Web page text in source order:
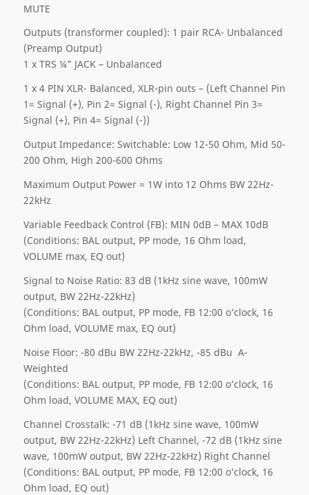
MUTE
Outputs (transformer coupled): 1 pair RCA- Unbalanced
(Preamp Output)
1 x TRS ¼” JACK – Unbalanced
1 x 4 PIN XLR- Balanced, XLR-pin outs – (Left Channel Pin
1= Signal (+), Pin 2= Signal (-), Right Channel Pin 3=
Signal (+), Pin 4= Signal (-))
Output Impedance: Switchable: Low 12-50 Ohm, Mid 50-
200 Ohm, High 200-600 Ohms
Maximum Output Power = 1W into 12 Ohms BW 22Hz-
22kHz
Variable Feedback Control (FB): MIN 0dB – MAX 10dB
(Conditions: BAL output, PP mode, 16 Ohm load,
VOLUME max, EQ out)
Signal to Noise Ratio: 83 dB (1kHz sine wave, 100mW
output, BW 22Hz-22kHz)
(Conditions: BAL output, PP mode, FB 12:00 o’clock, 16
Ohm load, VOLUME max, EQ out)
Noise Floor: -80 dBu BW 22Hz-22kHz, -85 dBu A-
Weighted
(Conditions: BAL output, PP mode, FB 12:00 o’clock, 16
Ohm load, VOLUME MAX, EQ out)
Channel Crosstalk: -71 dB (1kHz sine wave, 100mW
output, BW 22Hz-22kHz) Left Channel, -72 dB (1kHz sine
wave, 100mW output, BW 22Hz-22kHz) Right Channel
(Conditions: BAL output, PP mode, FB 12:00 o’clock, 16
Ohm load, EQ out)